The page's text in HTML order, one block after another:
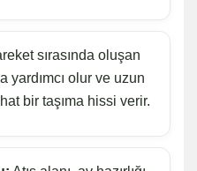
sırasında oluşan
yardımcı olur ve uzun
bir taşıma hissi verir.